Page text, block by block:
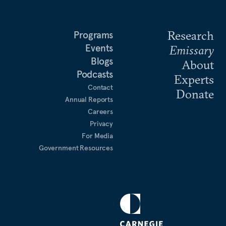
Research
Emissary
About
Experts
Donate
Programs
Events
Blogs
Podcasts
Contact
Annual Reports
Careers
Privacy
For Media
Government Resources